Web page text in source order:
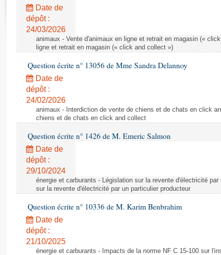
Rapports législatifs
Rapports sur l'application des lois
Baromètre de l’application des lois
Dossiers législatifs
Budget et sécurité sociale
Questions écrites et orales
Comptes rendus des débats
Date de
dépôt :
24/03/2026
animaux - Vente d'animaux en ligne et retrait en magasin («
ligne et retrait en magasin (« click and collect »)
Question écrite n° 13056 de Mme Sandra Delannoy
Date de
dépôt :
24/02/2026
animaux - Interdiction de vente de chiens et de chats en click
chiens et de chats en click and collect
Question écrite n° 1426 de M. Emeric Salmon
Date de
dépôt :
29/10/2024
énergie et carburants - Législation sur la revente d'électricité
sur la revente d'électricité par un particulier producteur
Question écrite n° 10336 de M. Karim Benbrahim
Date de
dépôt :
21/10/2025
énergie et carburants - Impacts de la norme NF C 15-100 sur